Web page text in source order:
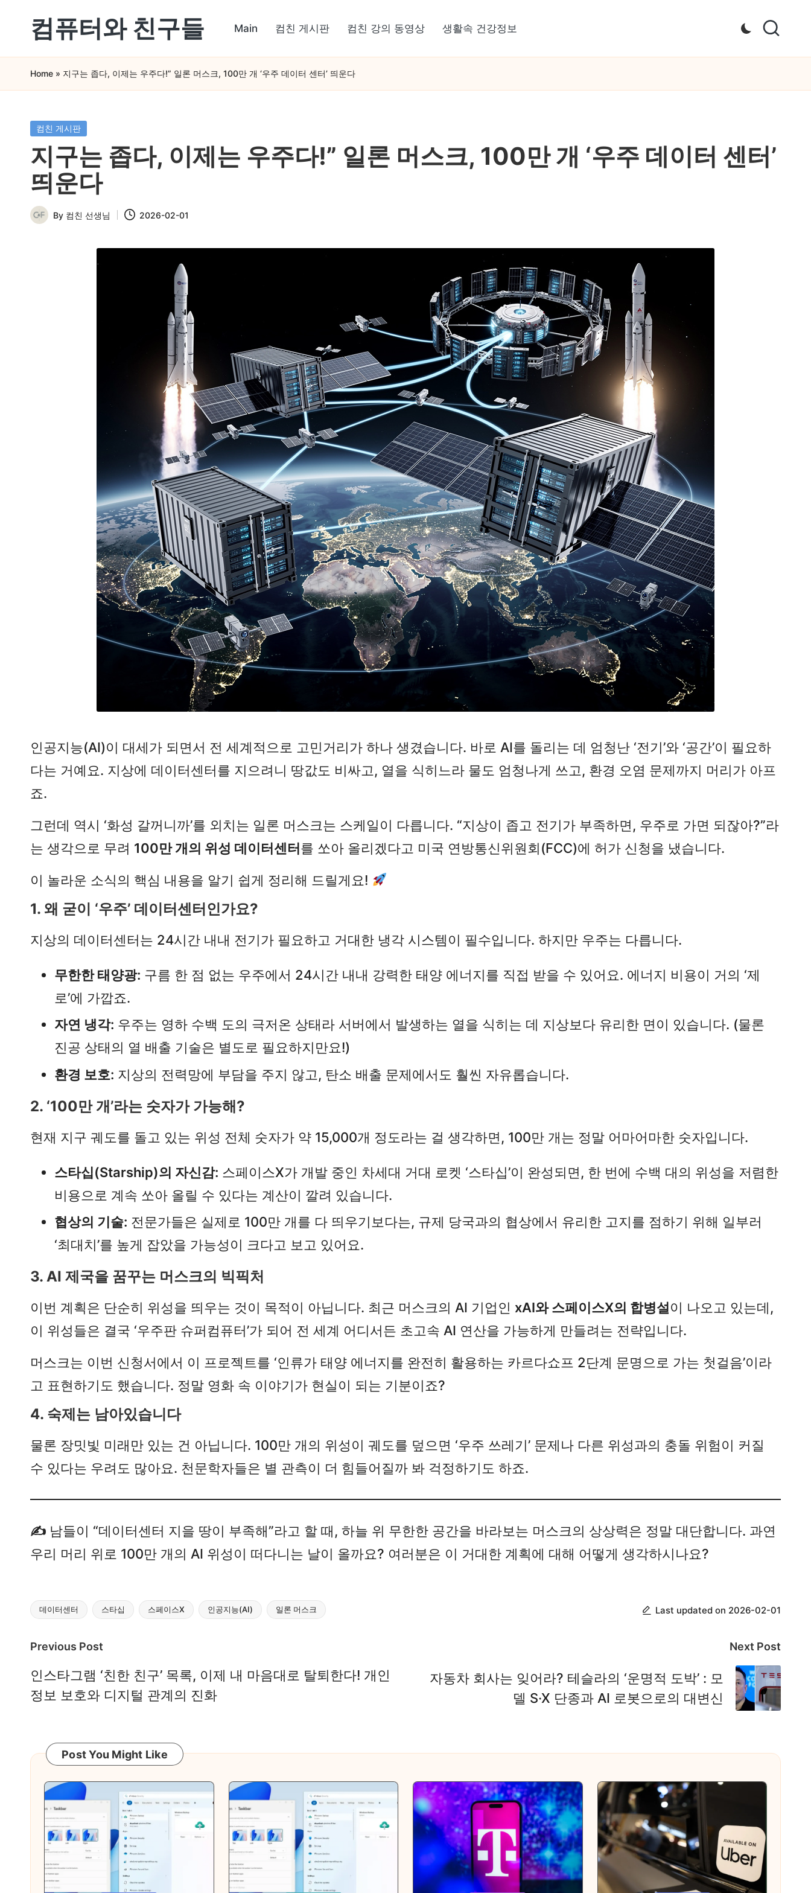
to
content
컴퓨터와 친구들
컴
퓨
와
스
트
폰
Main 컴친 게시판 컴친 강의 동영상 생활속 건강정보
Home » 지구는 좁다, 이제는 우주다!” 일론 머스크, 100만 개 ‘우주 데이터 센터’ 띄운다
Posted
컴친 게시판
지구는 좁다, 이제는 우주다!” 일론 머스크, 100만 개 ‘우주 데이터 센터’
띄운다
Posted
By 컴친 선생님 2026-02-01
인공지능(AI)이 대세가 되면서 전 세계적으로 고민거리가 하나 생겼습니다. 바로 AI를 돌리는 데 엄청난 ‘전기’와 ‘공간’이 필요하
다는 거예요. 지상에 데이터센터를 지으려니 땅값도 비싸고, 열을 식히느라 물도 엄청나게 쓰고, 환경 오염 문제까지 머리가 아프
죠.
그런데 역시 ‘화성 갈꺼니까’를 외치는 일론 머스크는 스케일이 다릅니다. “지상이 좁고 전기가 부족하면, 우주로 가면 되잖아?”라
는 생각으로 무려 100만 개의 위성 데이터센터를 쏘아 올리겠다고 미국 연방통신위원회(FCC)에 허가 신청을 냈습니다.
이 놀라운 소식의 핵심 내용을 알기 쉽게 정리해 드릴게요!
1. 왜 굳이 ‘우주’ 데이터센터인가요?
지상의 데이터센터는 24시간 내내 전기가 필요하고 거대한 냉각 시스템이 필수입니다. 하지만 우주는 다릅니다.
무한한 태양광: 구름 한 점 없는 우주에서 24시간 내내 강력한 태양 에너지를 직접 받을 수 있어요. 에너지 비용이 거의 ‘제
로’에 가깝죠.
자연 냉각: 우주는 영하 수백 도의 극저온 상태라 서버에서 발생하는 열을 식히는 데 지상보다 유리한 면이 있습니다. (물론
진공 상태의 열 배출 기술은 별도로 필요하지만요!)
환경 보호: 지상의 전력망에 부담을 주지 않고, 탄소 배출 문제에서도 훨씬 자유롭습니다.
2. ‘100만 개’라는 숫자가 가능해?
현재 지구 궤도를 돌고 있는 위성 전체 숫자가 약 15,000개 정도라는 걸 생각하면, 100만 개는 정말 어마어마한 숫자입니다.
스타십(Starship)의 자신감: 스페이스X가 개발 중인 차세대 거대 로켓 ‘스타십’이 완성되면, 한 번에 수백 대의 위성을 저렴한
비용으로 계속 쏘아 올릴 수 있다는 계산이 깔려 있습니다.
협상의 기술: 전문가들은 실제로 100만 개를 다 띄우기보다는, 규제 당국과의 협상에서 유리한 고지를 점하기 위해 일부러
‘최대치’를 높게 잡았을 가능성이 크다고 보고 있어요.
3. AI 제국을 꿈꾸는 머스크의 빅픽처
이번 계획은 단순히 위성을 띄우는 것이 목적이 아닙니다. 최근 머스크의 AI 기업인 xAI와 스페이스X의 합병설 이 나오고 있는데,
이 위성들은 결국 ‘우주판 슈퍼컴퓨터’가 되어 전 세계 어디서든 초고속 AI 연산을 가능하게 만들려는 전략입니다.
머스크는 이번 신청서에서 이 프로젝트를 ‘인류가 태양 에너지를 완전히 활용하는 카르다쇼프 2단계 문명으로 가는 첫걸음’이라
고 표현하기도 했습니다. 정말 영화 속 이야기가 현실이 되는 기분이죠?
4. 숙제는 남아있습니다
물론 장밋빛 미래만 있는 건 아닙니다. 100만 개의 위성이 궤도를 덮으면 ‘우주 쓰레기’ 문제나 다른 위성과의 충돌 위험이 커질
수 있다는 우려도 많아요. 천문학자들은 별 관측이 더 힘들어질까 봐 걱정하기도 하죠.
✍️ 남들이 “데이터센터 지을 땅이 부족해”라고 할 때, 하늘 위 무한한 공간을 바라보는 머스크의 상상력은 정말 대단합니다. 과연
우리 머리 위로 100만 개의 AI 위성이 떠다니는 날이 올까요? 여러분은 이 거대한 계획에 대해 어떻게 생각하시나요?
Tags:
데이터센터 스타십 스페이스X 인공지능(AI) 일론 머스크 Last updated on 2026-02-01
Post
navigation
Previous Post
인스타그램 ‘친한 친구’ 목록, 이제 내 마음대로 탈퇴한다! 개인
정보 보호와 디지털 관계의 진화
Next Post
자동차 회사는 잊어라? 테슬라의 ‘운명적 도박’ : 모
델 S·X 단종과 AI 로봇으로의 대변신
Post You Might Like